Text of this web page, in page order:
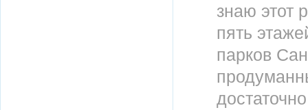
знаю этот
пять
парков